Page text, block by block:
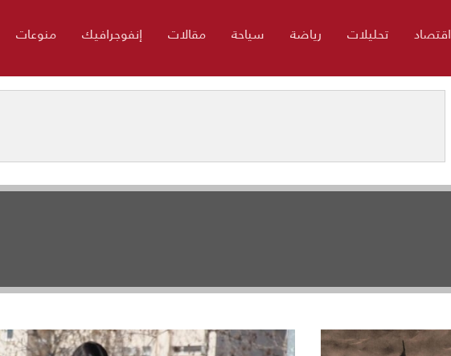
اقتصاد تحليلات رياضة سياحة مقالات إنفوجرافيك منوعات